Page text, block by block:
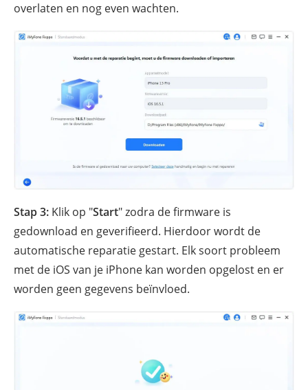
overlaten en nog even wachten.
Stap 3: Klik op "Start" zodra de firmware is
gedownload en geverifieerd. Hierdoor wordt de
automatische reparatie gestart. Elk soort probleem
met de iOS van je iPhone kan worden opgelost en er
worden geen gegevens beïnvloed.